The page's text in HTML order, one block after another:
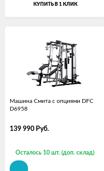
КУПИТЬ В 1 КЛИК
Машина Смита с опциями DFC
D6958
139 990 Руб.
Осталось 10 шт. (доп. склад)